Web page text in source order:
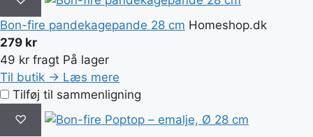
Bon-fire pandekagepande 28 cm Homeshop.dk
279 kr
49 kr fragt På lager
Til butik → Læs mere
Tilføj til sammenligning
♡